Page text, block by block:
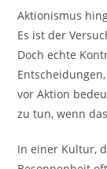
Aktionismus
Es ist der
Doch echte
vor Aktion
zu tun, wenn
In einer Kultur,